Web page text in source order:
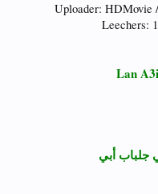
Uploader: HDMovie
Leechers:
Lan
أبي